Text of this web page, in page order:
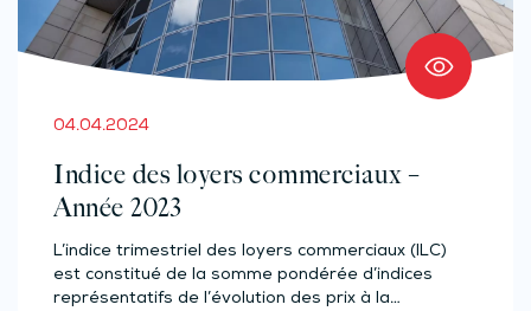
04.04.2024
Indice des loyers commerciaux –
Année 2023
L’indice trimestriel des loyers commerciaux (ILC)
est constitué de la somme pondérée d’indices
représentatifs de l’évolution des prix à la…